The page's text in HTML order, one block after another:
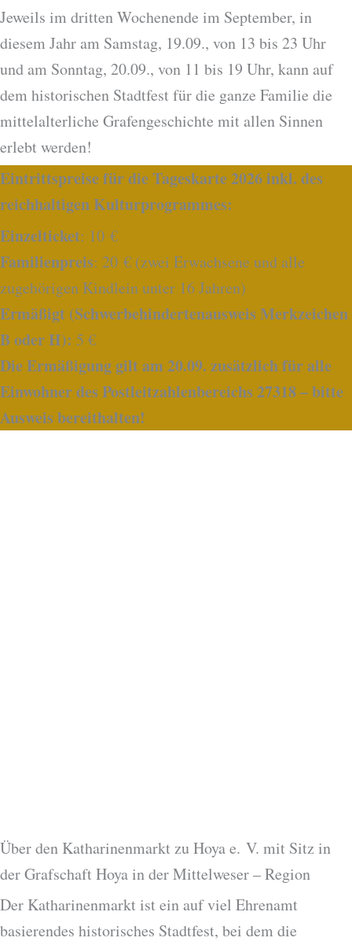
Jeweils im dritten Wochenende im September, in
diesem Jahr am Samstag, 19.09., von 13 bis 23 Uhr
und am Sonntag, 20.09., von 11 bis 19 Uhr, kann auf
dem historischen Stadtfest für die ganze Familie die
mittelalterliche Grafengeschichte mit allen Sinnen
erlebt werden!
Eintrittspreise für die Tageskarte 2026 inkl. des
reichhaltigen Kulturprogrammes:
Einzelticket: 10 €
Familienpreis: 20 € (zwei Erwachsene und alle
zugehörigen Kindlein unter 16 Jahren)
Ermäßigt (Schwerbehindertenausweis Merkzeichen
B oder H): 5 €
Die Ermäßigung gilt am 20.09. zusätzlich für alle
Einwohner des Postleitzahlenbereichs 27318 – bitte
Ausweis bereithalten!
Über den Katharinenmarkt zu Hoya e. V. mit Sitz in
der Grafschaft Hoya in der Mittelweser – Region
Der Katharinenmarkt ist ein auf viel Ehrenamt
basierendes historisches Stadtfest, bei dem die